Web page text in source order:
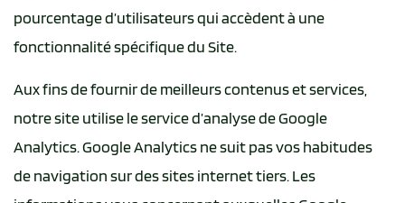
pourcentage d’utilisateurs qui accèdent à une
fonctionnalité spécifique du Site.
Aux fins de fournir de meilleurs contenus et services,
notre site utilise le service d’analyse de Google
Analytics. Google Analytics ne suit pas vos habitudes
de navigation sur des sites internet tiers. Les